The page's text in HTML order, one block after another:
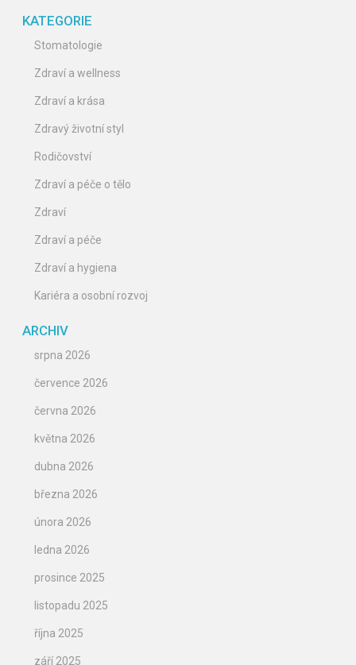
KATEGORIE
Stomatologie
Zdraví a wellness
Zdraví a krása
Zdravý životní styl
Rodičovství
Zdraví a péče o tělo
Zdraví
Zdraví a péče
Zdraví a hygiena
Kariéra a osobní rozvoj
ARCHIV
srpna 2026
července 2026
června 2026
května 2026
dubna 2026
března 2026
února 2026
ledna 2026
prosince 2025
listopadu 2025
října 2025
září 2025